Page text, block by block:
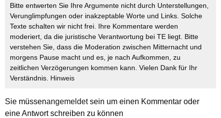
Bitte entwerten Sie Ihre Argumente nicht durch Unterstellungen,
Verunglimpfungen oder inakzeptable Worte und Links. Solche
Texte schalten wir nicht frei. Ihre Kommentare werden
moderiert, da die juristische Verantwortung bei TE liegt. Bitte
verstehen Sie, dass die Moderation zwischen Mitternacht und
morgens Pause macht und es, je nach Aufkommen, zu
zeitlichen Verzögerungen kommen kann. Vielen Dank für Ihr
Verständnis. Hinweis
Sie müssenangemeldetsein um einen Kommentar oder
eine Antwort schreiben zu können